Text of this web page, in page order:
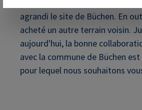
agrandi le site de Büchen. En
acheté un autre terrain voisin.
aujourd'hui, la bonne
avec la commune de Büchen
pour lequel nous souhaitons